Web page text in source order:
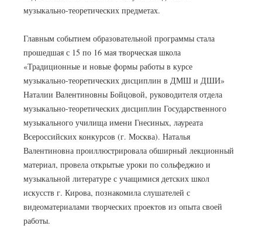
музыкально-теоретических предметах.
Главным событием образовательной программы стала
прошедшая с 15 по 16 мая творческая школа
«Традиционные и новые формы работы в курсе
музыкально-теоретических дисциплин в ДМШ и ДШИ»
Наталии Валентиновны Бойцовой, руководителя отдела
музыкально-теоретических дисциплин Государственного
музыкального училища имени Гнесиных, лауреата
Всероссийских конкурсов (г. Москва). Наталья
Валентиновна проиллюстрировала обширный лекционный
материал, провела открытые уроки по сольфеджио и
музыкальной литературе с учащимися детских школ
искусств г. Кирова, познакомила слушателей с
видеоматериалами творческих проектов из опыта своей
работы.